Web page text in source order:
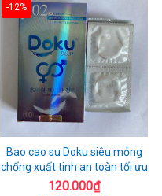
-12%
Bao cao su Doku siêu mỏng
chống xuất tinh an toàn tối ưu
120.000₫